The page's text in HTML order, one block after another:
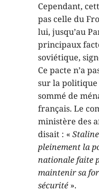
Cependant,
pas celle du
lui, jusqu’au
principaux
soviétique,
Ce pacte n’a
sur la politique
sommé de
français. Le
ministère des
disait : «
pleinement la
nationale faite
maintenir sa
sécurité ».